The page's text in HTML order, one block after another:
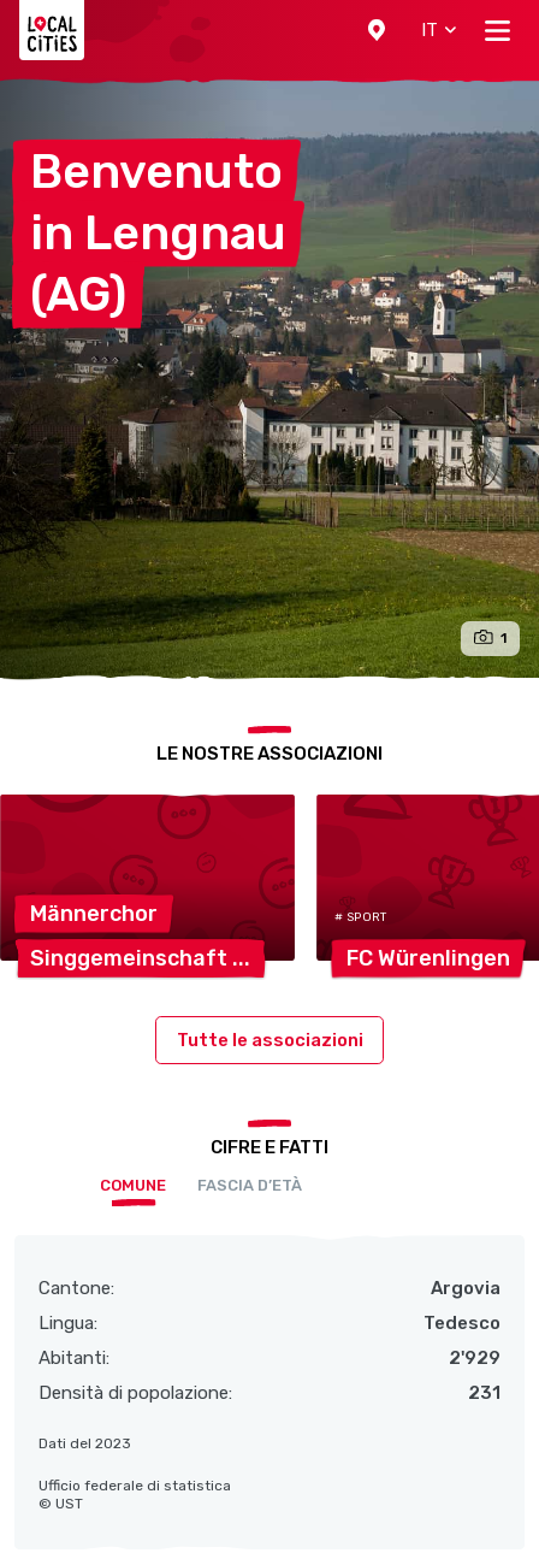
IT
Benvenuto
in Lengnau
(AG)
1
LE NOSTRE ASSOCIAZIONI
Männerchor
Singgemeinschaft
# SPORT
FCWürenlingen
Tutte le associazioni
CIFRE E FATTI
COMUNE FASCIA D’ETÀ
Cantone:
Argovia
Lingua:
Tedesco
Abitanti:
2'929
Densità di popolazione:
231
Dati del 2023
Ufficio federale di statistica
© UST